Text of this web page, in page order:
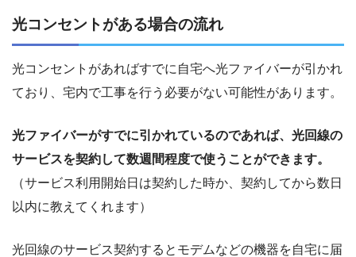
光コンセントがある場合の流れ
光コンセントがあればすでに自宅へ光ファイバーが引かれ
ており、宅内で工事を行う必要がない可能性があります。
光ファイバーがすでに引かれているのであれば、光回線の
サービスを契約して数週間程度で使うことができます。
（サービス利用開始日は契約した時か、契約してから数日
以内に教えてくれます）
光回線のサービス契約するとモデムなどの機器を自宅に届